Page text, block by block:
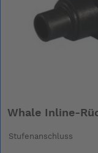
Whale Inline-
Stufenanschluss